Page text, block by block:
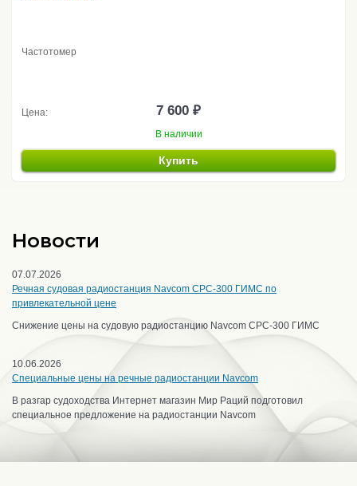
Частотомер
Цена: 7 600 ₽
В наличии
Купить
Новости
07.07.2026
Речная судовая радиостанция Navcom CPC-300 ГИМС по
привлекательной цене
Снижение цены на судовую радиостанцию Navcom CPC-300 ГИМС
10.06.2026
Специальные цены на речные радиостанции Navcom
В разгар судоходства Интернет магазин Мир Раций подготовил
специальное предложение на радиостанции Navcom